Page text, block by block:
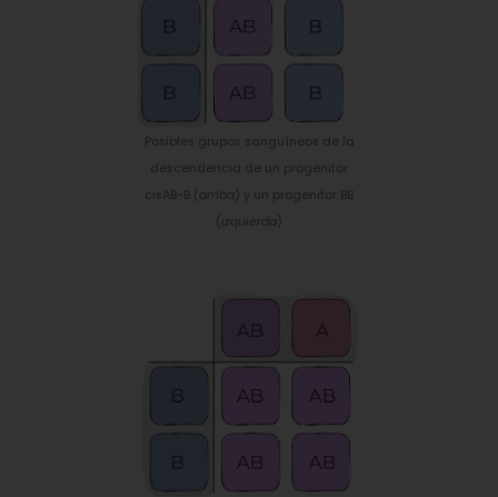
Posibles grupos sanguíneos de la
descendencia de un progenitor
cisAB-B ( arriba ) y un progenitor BB
( izquierda )